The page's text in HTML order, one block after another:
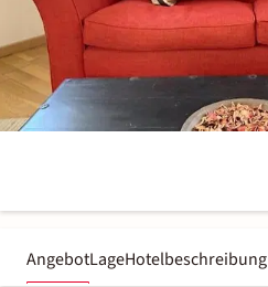
AngebotLageHotelbeschreibung